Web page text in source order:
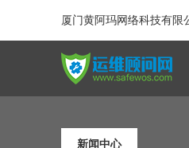
厦门黄阿玛网络科技有限
新闻中心